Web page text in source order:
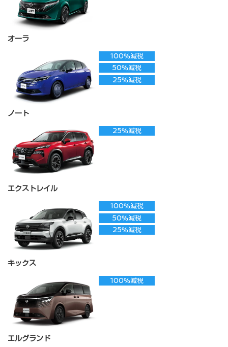
オーラ
100%減税
50%減税
25%減税
ノート
25%減税
エクストレイル
100%減税
50%減税
25%減税
キックス
100%減税
エルグランド